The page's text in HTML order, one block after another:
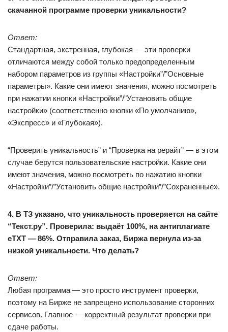
скачанной программе проверки уникальности?
Ответ:
Стандартная, экстренная, глубокая — эти проверки
отличаются между собой только предопределенным
набором параметров из группы «Настройки”/”Основные
параметры». Какие они имеют значения, можно посмотреть
при нажатии кнопки «Настройки”/”Установить общие
настройки» (соответственно кнопки «По умолчанию»,
«Экспресс» и «Глубокая»).
“Проверить уникальность” и “Проверка на рерайт” — в этом
случае берутся пользовательские настройки. Какие они
имеют значения, можно посмотреть по нажатию кнопки
«Настройки”/”Установить общие настройки”/”Сохраненные».
4. В ТЗ указано, что уникальность проверяется на сайте
“Текст.ру”. Проверила: выдаёт 100%, на антиплагиате
eTXT — 86%. Отправила заказ, Биржа вернула из-за
низкой уникальности. Что делать?
Ответ:
Любая программа — это просто инструмент проверки,
поэтому на Бирже не запрещено использование сторонних
сервисов. Главное — корректный результат проверки при
сдаче работы.